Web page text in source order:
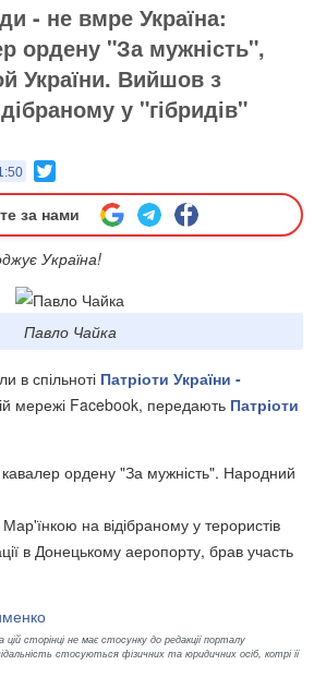
- не вмре Україна:
ордену "За мужність",
України. Вийшов з
у "гібридів"
за нами
Україна!
Павло Чайка
в спільноті Патріоти України -
мережі Facebook, передають Патріоти
ордену "За мужність". Народний
на відібраному у терористів
в Донецькому аеропорту, брав участь
сторінці не має стосунку до редакції порталу
стосуються фізичних та юридичних осіб, котрі її